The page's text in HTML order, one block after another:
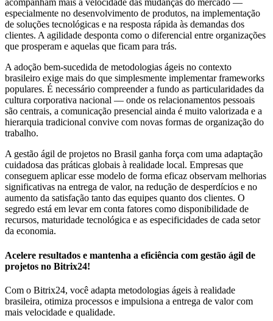
acompanham mais a velocidade das mudanças do mercado —
especialmente no desenvolvimento de produtos, na implementação
de soluções tecnológicas e na resposta rápida às demandas dos
clientes. A agilidade desponta como o diferencial entre organizações
que prosperam e aquelas que ficam para trás.
A adoção bem-sucedida de metodologias ágeis no contexto
brasileiro exige mais do que simplesmente implementar frameworks
populares. É necessário compreender a fundo as particularidades da
cultura corporativa nacional — onde os relacionamentos pessoais
são centrais, a comunicação presencial ainda é muito valorizada e a
hierarquia tradicional convive com novas formas de organização do
trabalho.
A gestão ágil de projetos no Brasil ganha força com uma adaptação
cuidadosa das práticas globais à realidade local. Empresas que
conseguem aplicar esse modelo de forma eficaz observam melhorias
significativas na entrega de valor, na redução de desperdícios e no
aumento da satisfação tanto das equipes quanto dos clientes. O
segredo está em levar em conta fatores como disponibilidade de
recursos, maturidade tecnológica e as especificidades de cada setor
da economia.
Acelere resultados e mantenha a eficiência com gestão ágil de
projetos no Bitrix24!
Com o Bitrix24, você adapta metodologias ágeis à realidade
brasileira, otimiza processos e impulsiona a entrega de valor com
mais velocidade e qualidade.